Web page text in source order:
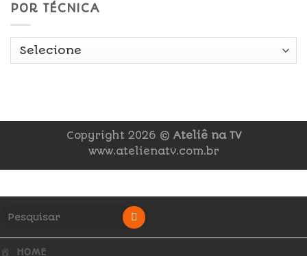
POR TÉCNICA
Copyright 2026 © Ateliê na TV
www.atelienatv.com.br
HOME